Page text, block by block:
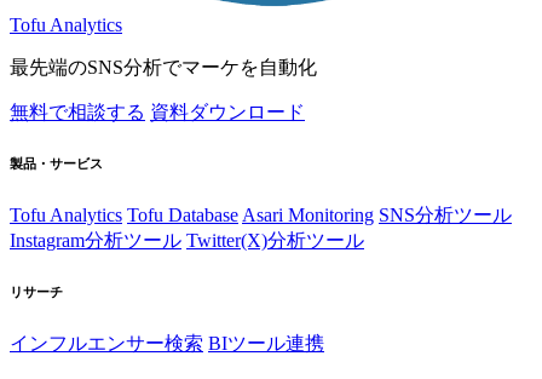
Tofu Analytics
最先端のSNS分析でマーケを自動化
無料で相談する 資料ダウンロード
製品・サービス
Tofu Analytics Tofu DatabaseAsari Monitoring SNS分析ツール
Instagram分析ツール Twitter(X)分析ツール
リサーチ
インフルエンサー検索 BIツール連携